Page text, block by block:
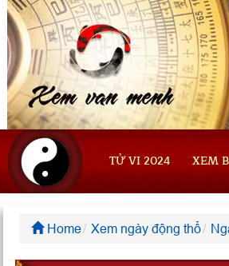
TỬ VI 2024 XEM
Home Xem ngày động thổ